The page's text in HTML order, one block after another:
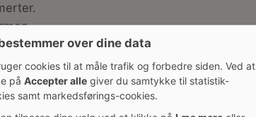
viden
over dine data
cookies til at måle trafik og forbedre siden. Ved at
på Accepter alle giver du samtykke til statistik-
samt markedsførings-cookies.